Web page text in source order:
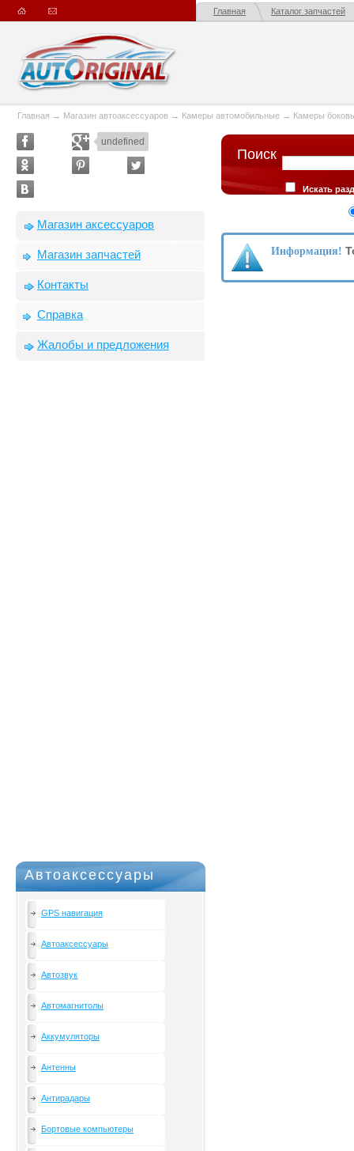
Главная Каталог запчастей
Главная → Магазин автоаксессуаров → Камеры автомобильные → Камеры
undefined
Магазин аксессуаров
Магазин запчастей
Контакты
Справка
Жалобы и предложения
Автоаксессуары
GPS навигация
Автоаксессуары
Автозвук
Автомагнитолы
Аккумуляторы
Антенны
Антирадары
Бортовые компьютеры
Поиск
Искать
Информация!